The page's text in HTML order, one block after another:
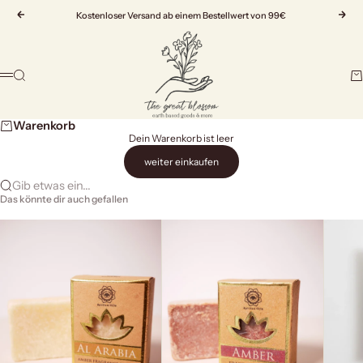
Zurück
Kostenloser Versand ab einem Bestellwert von 99€
Vor
The Great Blossom
Menü
Suche
Warenkorb
Dein Warenkorb ist leer
weiter einkaufen
Gib etwas ein...
Das könnte dir auch gefallen